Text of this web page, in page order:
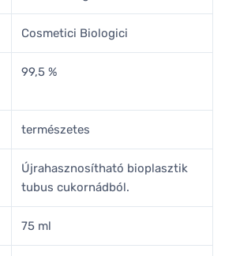
Cosmetici Biologici
99,5 %
természetes
Újrahasznosítható bioplasztik
tubus cukornádból.
75 ml